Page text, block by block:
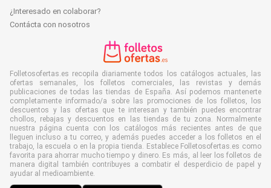
¿Interesado en colaborar?
Contácta con nosotros
Folletosofertas.es recopila diariamente todos los catálogos actuales, las
ofertas semanales, los folletos comerciales, las revistas y demás
publicaciones de todas las tiendas de España. Así podemos mantenerte
completamente informado/a sobre las promociones de los folletos, los
descuentos y las ofertas que te interesan y también puedes encontrar
chollos, rebajas y descuentos en las tiendas de tu zona. Normalmente
nuestra página cuenta con los catálogos más recientes antes de que
lleguen incluso a tu correo, y además puedes acceder a los folletos en el
trabajo, la escuela o en la propia tienda. Establece Folletosofertas.es como
favorita para ahorrar mucho tiempo y dinero. Es más, al leer los folletos de
manera digital también contribuyes a combatir el desperdicio de papel y
ayudar al medioambiente.